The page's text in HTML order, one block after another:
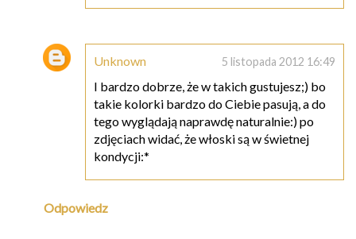
Unknown 5 listopada 2012 16:49
I bardzo dobrze, że w takich gustujesz;) bo
takie kolorki bardzo do Ciebie pasują, a do
tego wyglądają naprawdę naturalnie:) po
zdjęciach widać, że włoski są w świetnej
kondycji:*
Odpowiedz